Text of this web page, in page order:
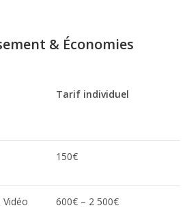
& Économies
Tarif individuel
150€
600€ – 2 500€